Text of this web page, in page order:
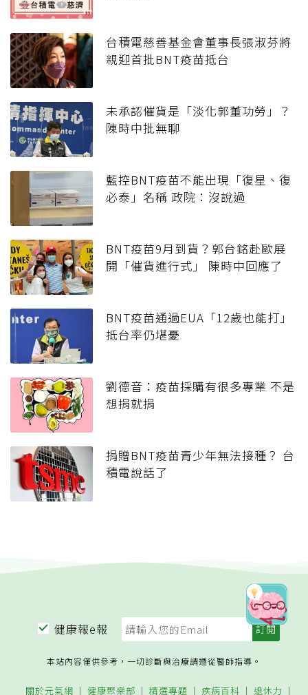
台積電慈善基金會董事長張淑芬將
親迎首批BNT疫苗抵台
未承認催貨是「淡化郭董功勞」？
陳時中批無聊
藍控BNT疫苗不能出現「復星、復
必泰」名稱 政院：沒說過
BNT疫苗9月到貨？郭台銘赴歐展
開「催貨進行式」 陳時中回應了
BNT疫苗通過EUA「12歲也能打」
抵台率仍堪憂
劉德音：疫苗採購有很多專業 不是
想捐就捐
捐贈BNT疫苗青少年無法接種？ 台
積電說話了
健康報e報
本站內容僅供參考，一切診斷與治療請遵從醫師指導。
關於元氣網 健康聚樂部 精選專題 疾病百科 退休力